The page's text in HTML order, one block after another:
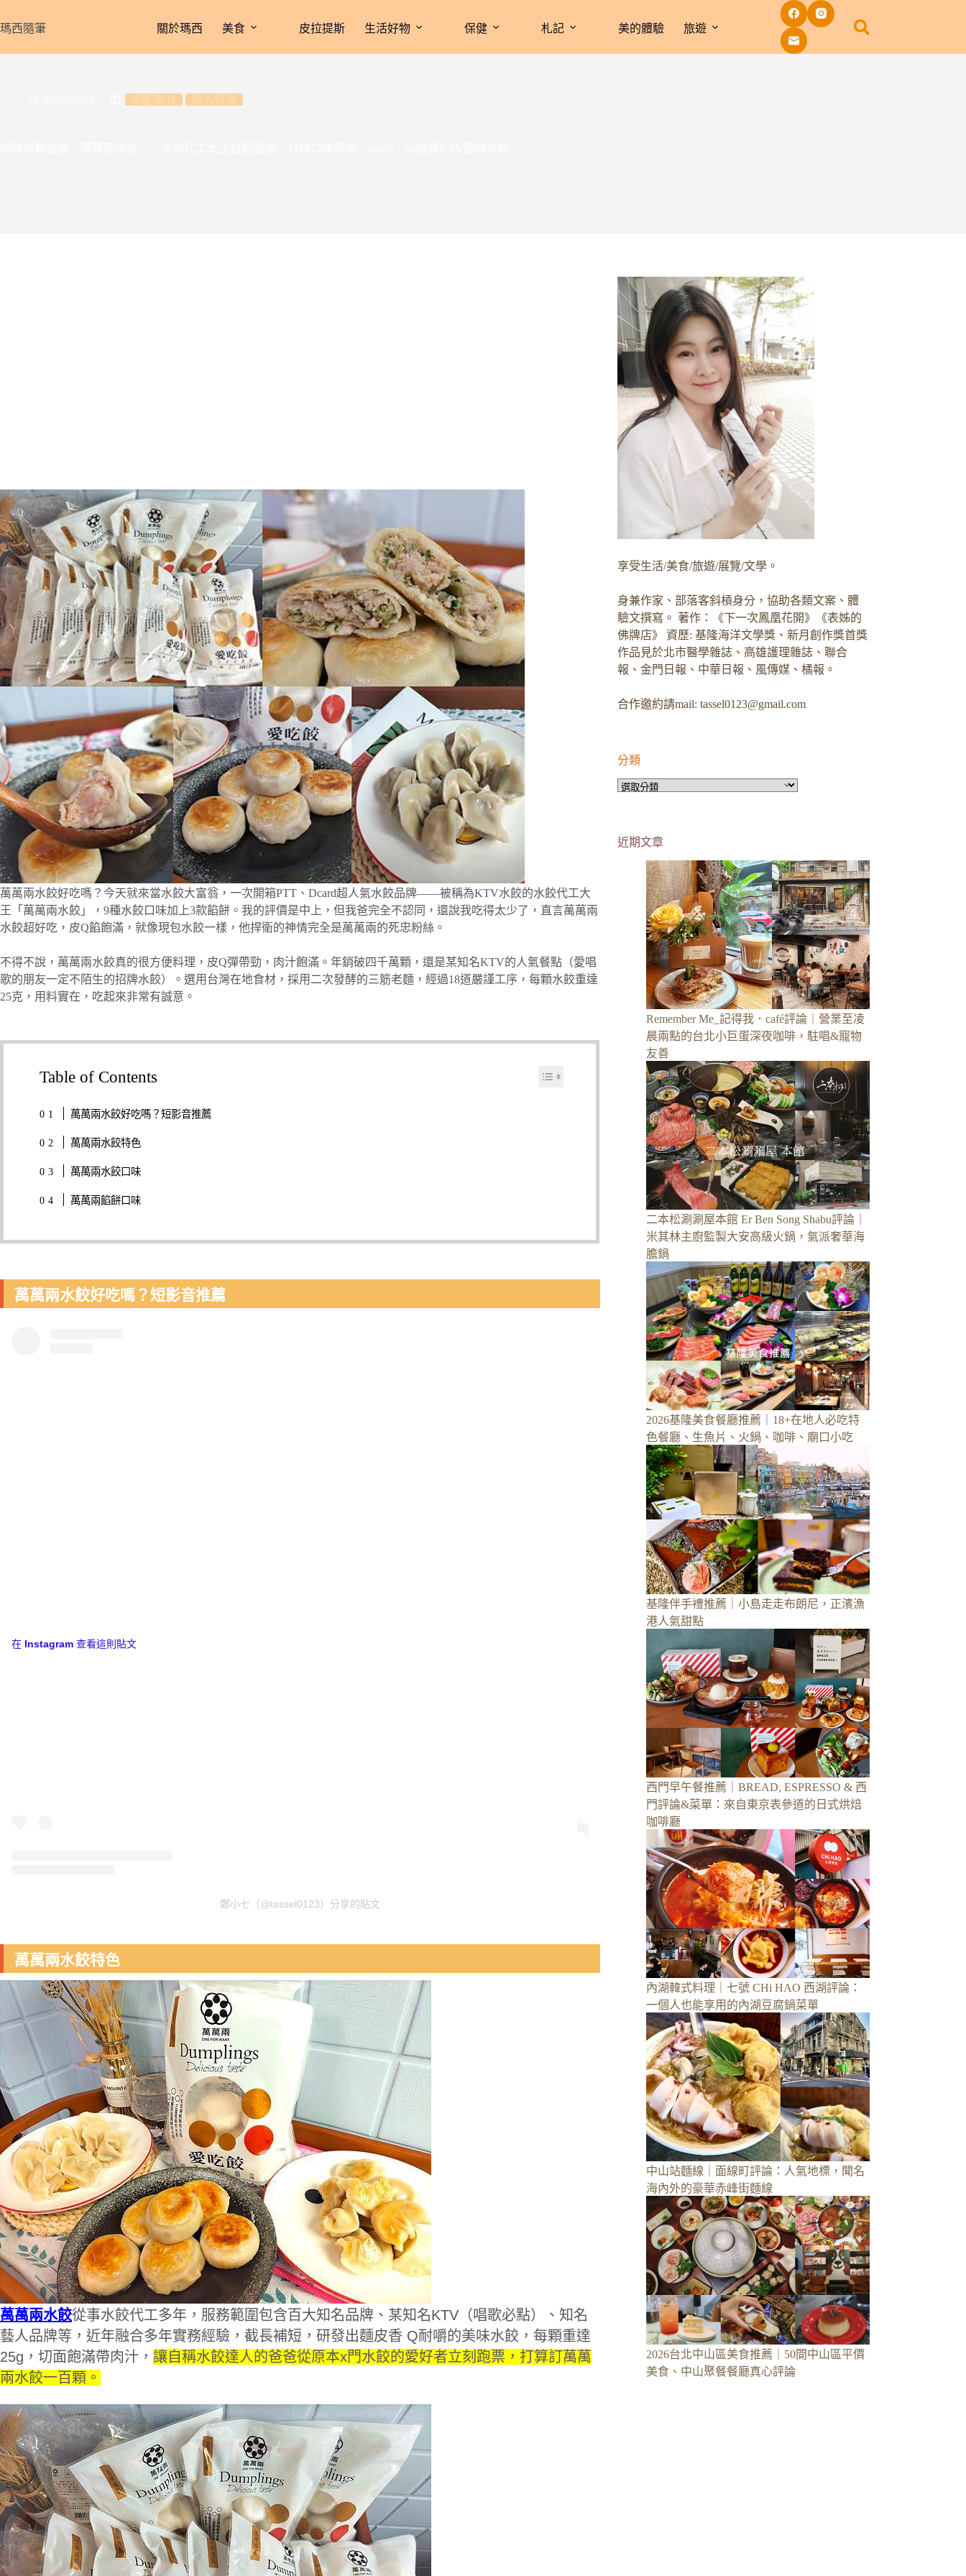
至
瑪西隨筆 關於瑪西 美食 皮拉提斯 生活好物 保健 札記 美的體驗 旅遊
萬萬兩水餃好吃嗎？今天就來當水餃大富翁，一次開箱PTT、Dcard超人氣水餃品牌——被稱為KTV水餃的水餃代工大
王「萬萬兩水餃」，9種水餃口味加上3款餡餅。我的評價是中上，但我爸完全不認同，還說我吃得太少了，直言萬萬兩
水餃超好吃，皮Q餡飽滿，就像現包水餃一樣，他捍衛的神情完全是萬萬兩的死忠粉絲。
不得不說，萬萬兩水餃真的很方便料理，皮Q彈帶勁，肉汁飽滿。年銷破四千萬顆，還是某知名KTV的人氣餐點（愛唱
歌的朋友一定不陌生的招牌水餃）。選用台灣在地食材，採用二次發酵的三筋老麵，經過18道嚴謹工序，每顆水餃重達
25克，用料實在，吃起來非常有誠意。
Table of Contents
萬萬兩水餃好吃嗎？短影音推薦
萬萬兩水餃特色
萬萬兩水餃口味
萬萬兩餡餅口味
萬萬兩水餃好吃嗎？短影音推薦
在 Instagram 查看這則貼文
鄭小七（@tassel0123）分享的貼文
萬萬兩水餃特色
萬萬兩水餃從事水餃代工多年，服務範圍包含百大知名品牌、某知名KTV （唱歌必點）、知名
藝人品牌等，近年融合多年實務經驗，截長補短，研發出麵皮香 Q耐嚼的美味水餃，每顆重達
25g ，切面飽滿帶肉汁， 讓自稱水餃達人的爸爸從原本x門水餃的愛好者立刻跑票，打算訂萬萬
兩水餃一百顆。
享受生活/美食/旅遊/展覽/文學。
身兼作家、部落客斜槓身分，協助各類文案、體
驗文撰寫。 著作：《下一次鳳凰花開》《表姊的
佛牌店》 資歷: 基隆海洋文學獎、新月創作獎首獎
作品見於北市醫學雜誌、高雄護理雜誌、聯合
報、金門日報、中華日報、風傳媒、橘報。
合作邀約請mail: tassel0123@gmail.com
分類
分
近期文章
Remember Me_記得我．café評論｜營業至凌
晨兩點的台北小巨蛋深夜咖啡，駐唱&寵物
友善
二本松涮涮屋本館 Er Ben Song Shabu評論｜
米其林主廚監製大安高級火鍋，氣派奢華海
膽鍋
2026基隆美食餐廳推薦｜18+在地人必吃特
色餐廳、生魚片、火鍋、咖啡、廟口小吃
基隆伴手禮推薦｜小島走走布朗尼，正濱漁
港人氣甜點
西門早午餐推薦｜BREAD, ESPRESSO & 西
門評論&菜單：來自東京表參道的日式烘焙
咖啡廳
內湖韓式料理｜七號 CHi HAO 西湖評論：
一個人也能享用的內湖豆腐鍋菜單
中山站麵線｜面線町評論：人氣地標，聞名
海內外的豪華赤峰街麵線
2026台北中山區美食推薦｜50間中山區平價
美食、中山聚餐餐廳真心評論